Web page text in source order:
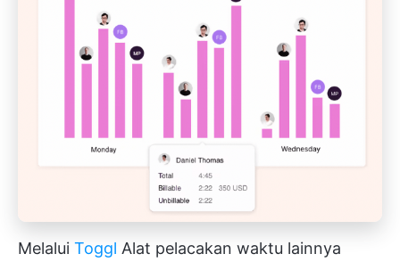
Melalui Toggl Alat pelacakan waktu lainnya